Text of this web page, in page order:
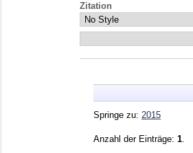
Zitation
Springe zu: 2015
Anzahl der Einträge: 1